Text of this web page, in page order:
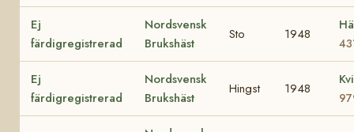
Ej
färdigregistrerad
Nordsvensk
Brukshäst
Sto 1948
Ej
färdigregistrerad
Nordsvensk
Brukshäst
Hingst 1948